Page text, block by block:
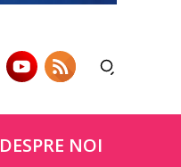
DESPRE NOI